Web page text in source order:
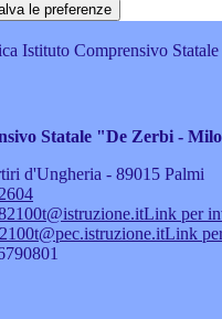
le preferenze
Istituto Comprensivo
Statale "De Zerbi -
d'Ungheria - 89015 Palmi
Link per
Link